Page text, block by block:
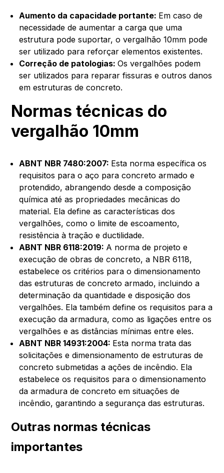
Aumento da capacidade portante: Em caso de
necessidade de aumentar a carga que uma
estrutura pode suportar, o vergalhão 10mm pode
ser utilizado para reforçar elementos existentes.
Correção de patologias:Os vergalhões podem
ser utilizados para reparar fissuras e outros danos
em estruturas de concreto.
Normas técnicas do
vergalhão 10mm
ABNT NBR 7480:2007: Esta norma específica os
requisitos para o aço para concreto armado e
protendido, abrangendo desde a composição
química até as propriedades mecânicas do
material. Ela define as características dos
vergalhões, como o limite de escoamento,
resistência à tração e ductilidade.
ABNT NBR 6118:2019: A norma de projeto e
execução de obras de concreto, a NBR 6118,
estabelece os critérios para o dimensionamento
das estruturas de concreto armado, incluindo a
determinação da quantidade e disposição dos
vergalhões. Ela também define os requisitos para a
execução da armadura, como as ligações entre os
vergalhões e as distâncias mínimas entre eles.
ABNT NBR 14931:2004: Esta norma trata das
solicitações e dimensionamento de estruturas de
concreto submetidas a ações de incêndio. Ela
estabelece os requisitos para o dimensionamento
da armadura de concreto em situações de
incêndio, garantindo a segurança das estruturas.
Outras normas técnicas
importantes